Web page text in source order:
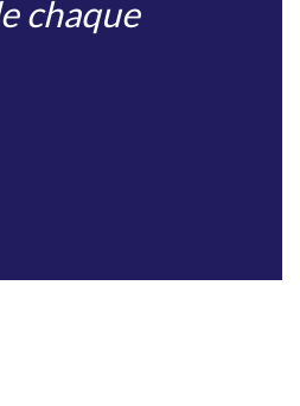
chaque